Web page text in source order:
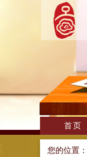
首页
您的位置：